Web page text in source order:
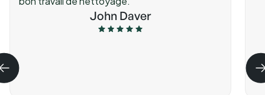
John Daver